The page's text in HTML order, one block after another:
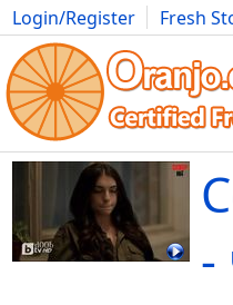
Login/Register Fresh
Movies Anime Music Art
-